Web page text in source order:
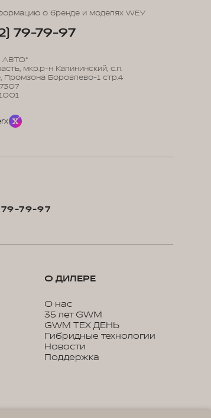
о бренде и моделях WEY
79-79-97
мкр.р-н Калининский, с.п.
Промзона Боровлево-1 стр.4
79-97
О ДИЛЕРЕ
О нас
35 лет GWM
GWM ТЕХ ДЕНЬ
Гибридные технологии
Новости
Поддержка